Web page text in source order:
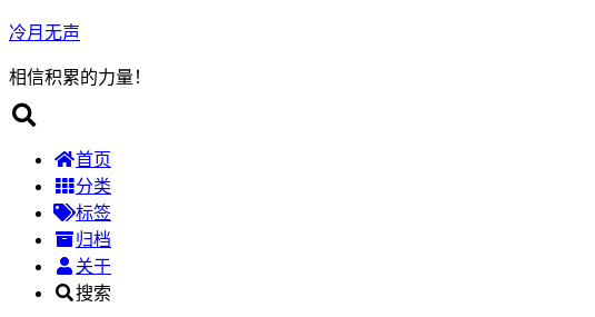
冷月无声
相信积累的力量！
首页
分类
标签
归档
关于
搜索